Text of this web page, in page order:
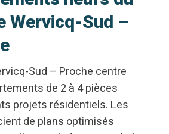
Wervicq-Sud –
Sud – Proche centre
de 2 à 4 pièces
projets résidentiels. Les
de plans optimisés